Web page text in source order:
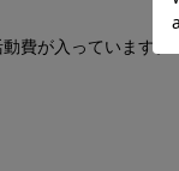
費が入っています。